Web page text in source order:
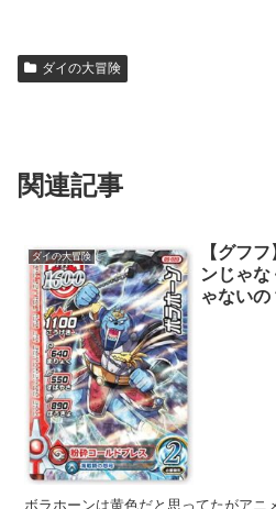
ダイの大冒険
関連記事
ダイの大冒険
【グフ
ンじゃ
ゃないの
ボラホーンは黄色だと思ってたがアニ